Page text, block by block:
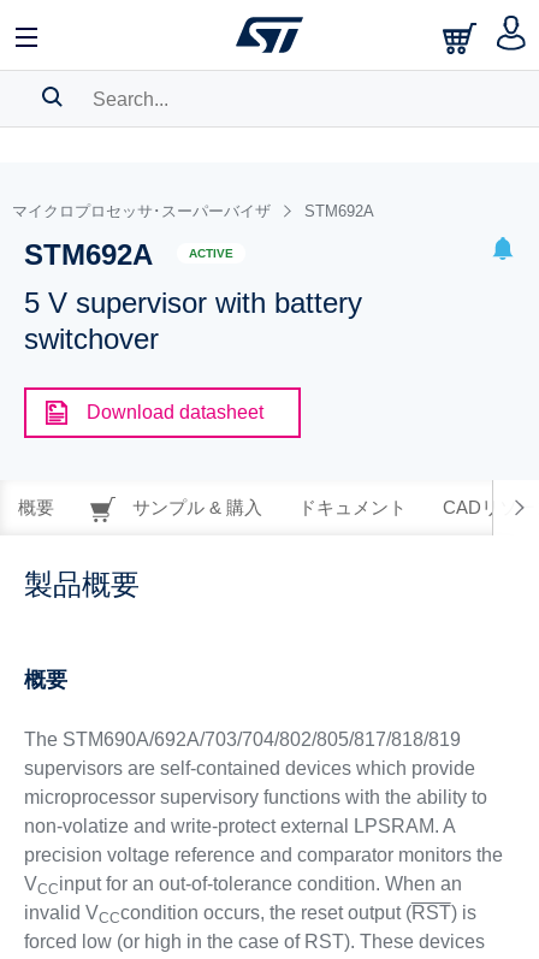
BOOKMARK
Pleaselog into show your saved searches.
マイクロプロセッサ･スーパーバイザ STM692A
STM692A ACTIVE
5 V supervisor with battery
switchover
Download datasheet
概要 サンプル & 購入 ドキュメント CADリソー
製品概要
概要
The STM690A/692A/703/704/802/805/817/818/819
supervisors are self-contained devices which provide
microprocessor supervisory functions with the ability to
non-volatize and write-protect external LPSRAM. A
precision voltage reference and comparator monitors the
VCCinput for an out-of-tolerance condition. When an
invalid VCCcondition occurs, the reset output (RST) is
forced low (or high in the case of RST). These devices